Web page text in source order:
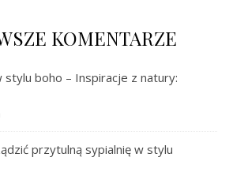
KOMENTARZE
stylu boho – Inspiracje z natury:
przytulną sypialnię w stylu